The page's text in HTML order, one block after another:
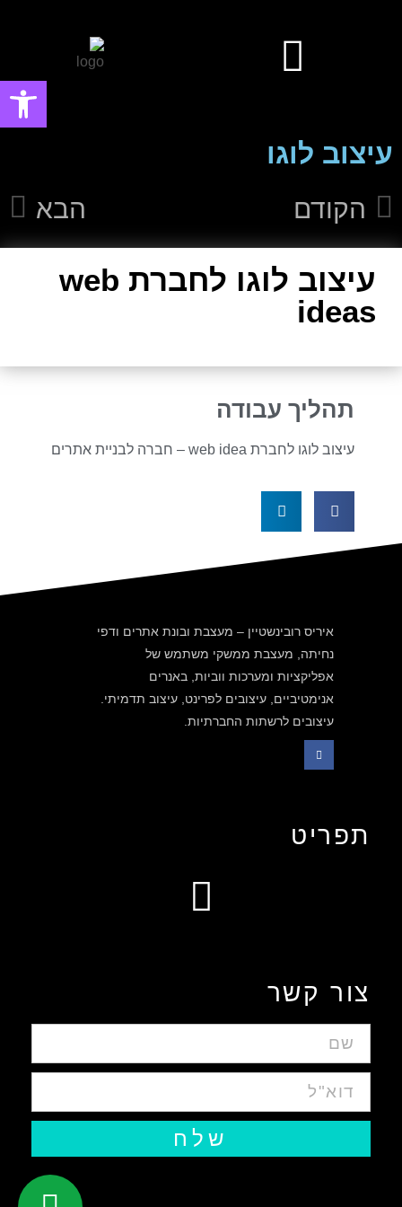
עיצוב לוגו
הקודם הבא
עיצוב לוגו לחברת web
ideas
תהליך עבודה
עיצוב לוגו לחברת web idea – חברה לבניית אתרים
איריס רובינשטיין – מעצבת ובונת אתרים ודפי
נחיתה, מעצבת ממשקי משתמש של
אפליקציות ומערכות ווביות, באנרים
אנימטיביים, עיצובים לפרינט, עיצוב תדמיתי.
עיצובים לרשתות החברתיות.
תפריט
צור קשר
שלח
פתח